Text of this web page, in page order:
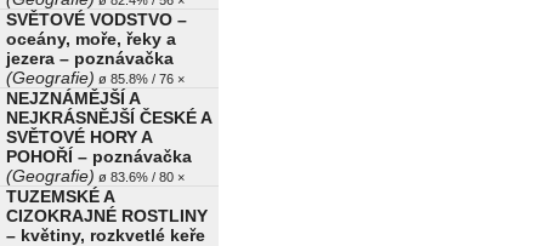
SVĚTOVÉ VODSTVO –
oceány, moře, řeky a
jezera – poznávačka
(Geografie) ø 85.8% / 76 ×
NEJZNÁMĚJŠÍ A
NEJKRÁSNĚJŠÍ ČESKÉ A
SVĚTOVÉ HORY A
POHOŘÍ – poznávačka
(Geografie) ø 83.6% / 80 ×
TUZEMSKÉ A
CIZOKRAJNÉ ROSTLINY
– květiny, rozkvetlé keře